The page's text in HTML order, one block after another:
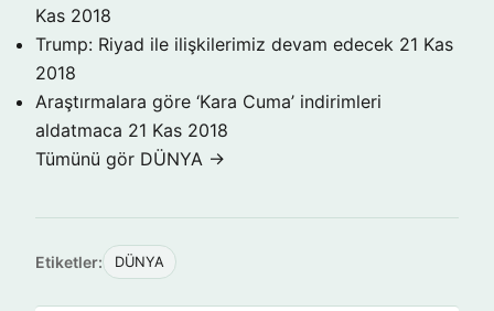
Kas 2018
Trump: Riyad ile ilişkilerimiz devam edecek 21 Kas
2018
Araştırmalara göre ‘Kara Cuma’ indirimleri
aldatmaca 21 Kas 2018
Tümünü gör DÜNYA →
Etiketler: DÜNYA